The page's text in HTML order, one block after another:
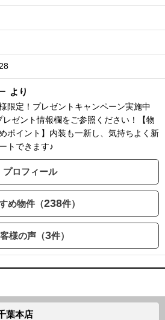
より
様限定！プレゼントキャンペーン実施中
レゼント情報欄をご参照ください！【物
ポイント】内装も一新し、気持ちよく新
トできます♪
プロフィール
め物件（238件）
様の声（3件）
葉本店